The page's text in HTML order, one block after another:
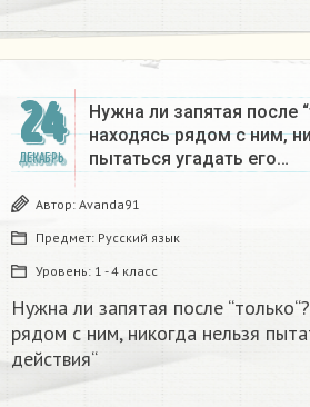
24
ДЕКАБРЬ
Нужна ли запятая после
находясь рядом с ним,
пытаться угадать его…
Автор: Avanda91
Предмет: Русский язык
Уровень: 1 - 4 класс
Нужна ли запятая после
рядом с ним, никогда нельзя
действия“